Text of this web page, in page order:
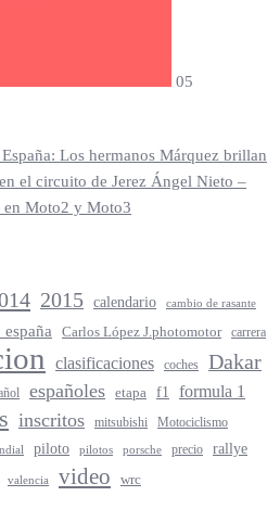
05
Los hermanos Márquez brillan
el circuito de Jerez Ángel Nieto –
Moto2 y Moto3
2015 calendario cambio de rasante
españa Carlos López J.photomotor carrera
clasificaciones coches Dakar
españoles etapa f1 formula 1
inscritos mitsubishi Motociclismo
piloto pilotos porsche precio rallye
valencia video wrc